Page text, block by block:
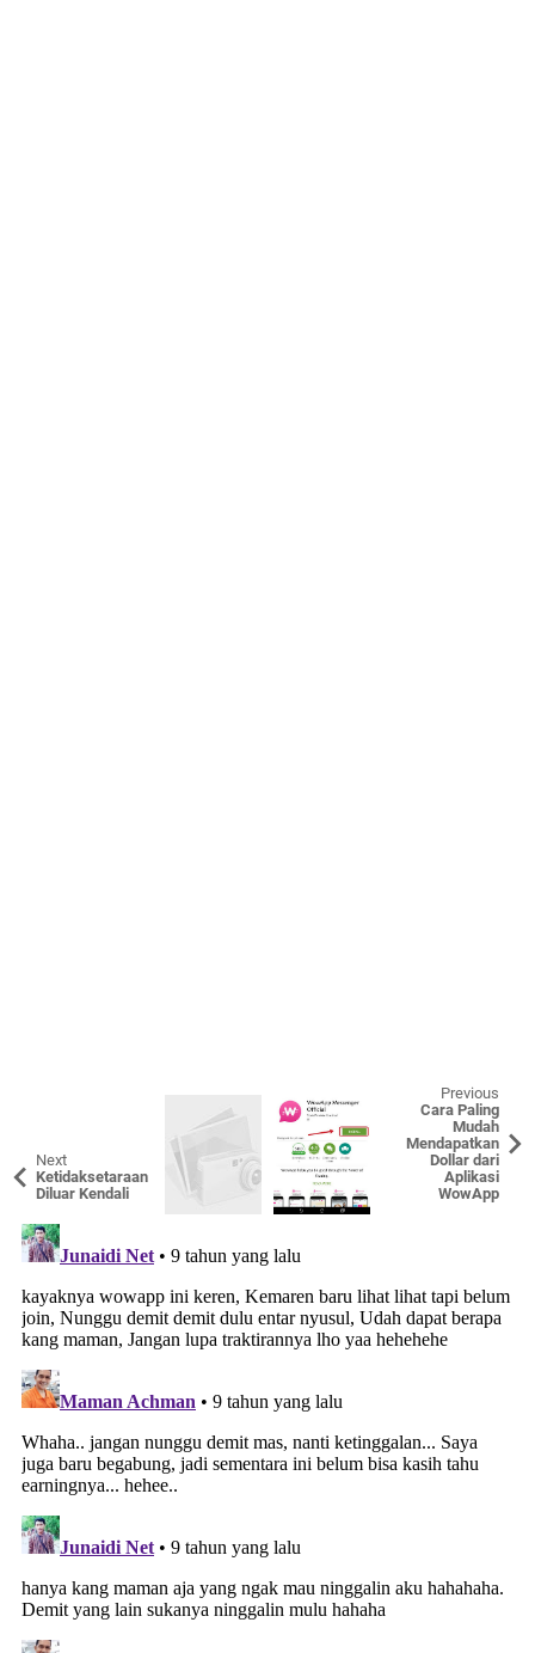
Next
Ketidaksetaraan
Diluar Kendali
Previous
Cara Paling
Mudah
Mendapatkan
Dollar dari
Aplikasi
WowApp